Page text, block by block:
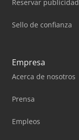
Reservar publicidad
Sello de confianza
Empresa
Acerca de nosotros
Prensa
Empleos